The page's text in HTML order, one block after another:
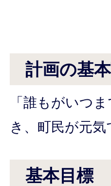
計画の基
「誰もがいつ
き、町民が元気
基本目標